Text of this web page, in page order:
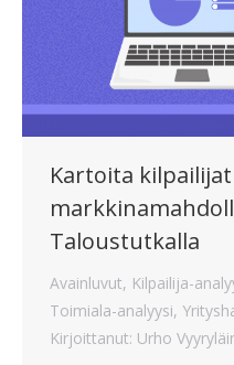
Kartoita
Taloustutkalla
Avainluvut, Kilpailija-
Toimiala-analyysi,
Kirjoittanut: Urho